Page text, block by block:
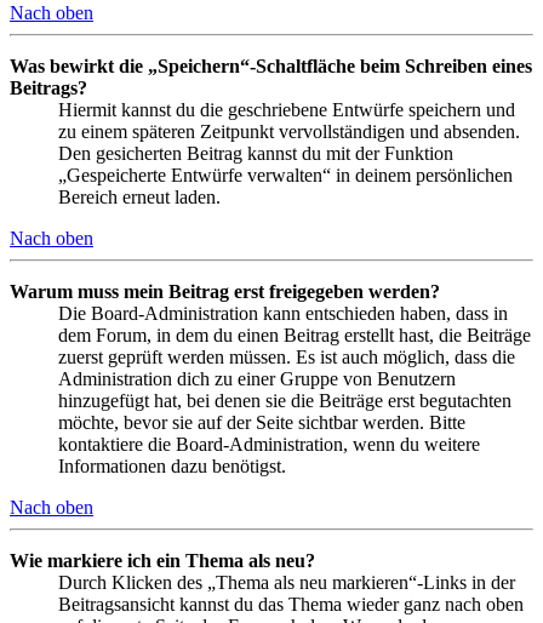
Nach oben
Was bewirkt die „Speichern“-Schaltfläche beim Schreiben eines
Beitrags?
Hiermit kannst du die geschriebene Entwürfe speichern und
zu einem späteren Zeitpunkt vervollständigen und absenden.
Den gesicherten Beitrag kannst du mit der Funktion
„Gespeicherte Entwürfe verwalten“ in deinem persönlichen
Bereich erneut laden.
Nach oben
Warum muss mein Beitrag erst freigegeben werden?
Die Board-Administration kann entschieden haben, dass in
dem Forum, in dem du einen Beitrag erstellt hast, die Beiträge
zuerst geprüft werden müssen. Es ist auch möglich, dass die
Administration dich zu einer Gruppe von Benutzern
hinzugefügt hat, bei denen sie die Beiträge erst begutachten
möchte, bevor sie auf der Seite sichtbar werden. Bitte
kontaktiere die Board-Administration, wenn du weitere
Informationen dazu benötigst.
Nach oben
Wie markiere ich ein Thema als neu?
Durch Klicken des „Thema als neu markieren“-Links in der
Beitragsansicht kannst du das Thema wieder ganz nach oben